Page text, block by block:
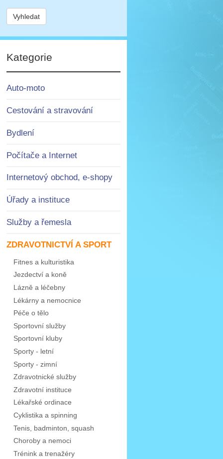
Vyhledat
Kategorie
Auto-moto
Cestování a stravování
Bydlení
Počítače a Internet
Internetový obchod, e-shopy
Úřady a instituce
Služby a řemesla
ZDRAVOTNICTVÍ A SPORT
Fitnes a kulturistika
Jezdectví a koně
Lázně a léčebny
Lékárny a nemocnice
Péče o tělo
Sportovní služby
Sportovní kluby
Sporty - letní
Sporty - zimní
Zdravotnické služby
Zdravotní instituce
Lékařské ordinace
Cyklistika a spinning
Tenis, badminton, squash
Choroby a nemoci
Trénink a trenažéry